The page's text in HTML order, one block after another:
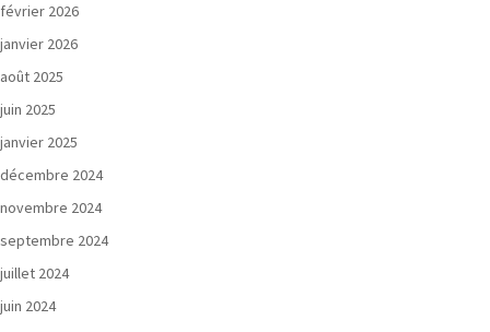
février 2026
janvier 2026
août 2025
juin 2025
janvier 2025
décembre 2024
novembre 2024
septembre 2024
juillet 2024
juin 2024